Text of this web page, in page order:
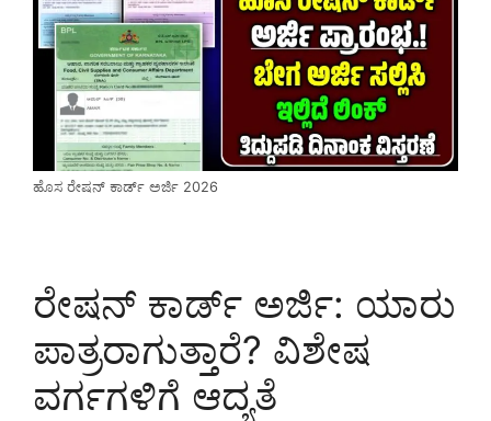
ಹೊಸ ರೇಷನ್ ಕಾರ್ಡ್ ಅರ್ಜಿ 2026
ರೇಷನ್ ಕಾರ್ಡ್ ಅರ್ಜಿ: ಯಾರು
ಪಾತ್ರರಾಗುತ್ತಾರೆ? ವಿಶೇಷ
ವರ್ಗಗಳಿಗೆ ಆದ್ಯತೆ